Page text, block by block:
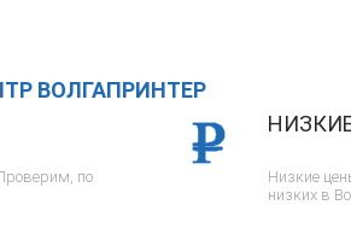
ВОЛГАПРИНТЕР
по
Низкие
низких в